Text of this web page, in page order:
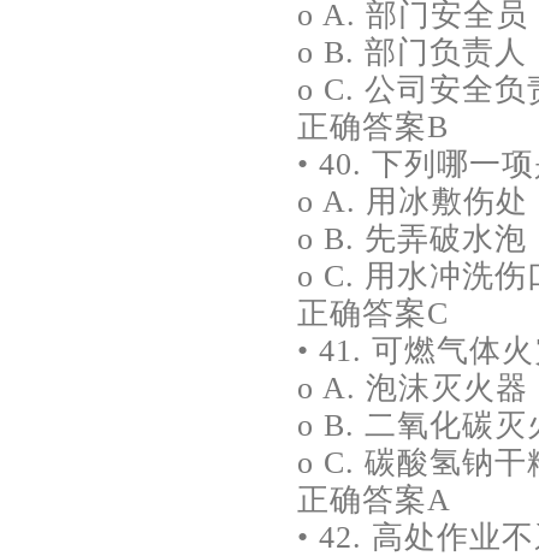
o A. 部门安全员
o B. 部门负责人
o C. 公司安全负
正确答案B
• 40. 下列哪一
o A. 用冰敷伤处
o B. 先弄破水泡
o C. 用水冲洗
正确答案C
• 41. 可燃气体
o A. 泡沫灭火器
o B. 二氧化碳灭
o C. 碳酸氢钠干
正确答案A
• 42. 高处作业